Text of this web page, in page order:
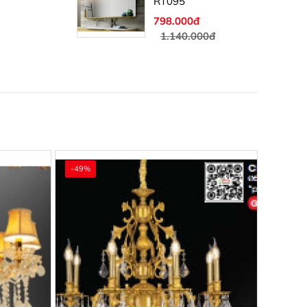
798.000đ
1.140.000đ
-49%